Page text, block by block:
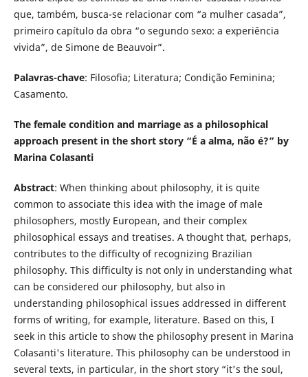
que, também, busca-se relacionar com “a mulher casada”,
primeiro capítulo da obra “o segundo sexo: a experiência
vivida”, de Simone de Beauvoir”.
Palavras-chave: Filosofia; Literatura; Condição Feminina;
Casamento.
The female condition and marriage as a philosophical
approach present in the short story “É a alma, não é?” by
Marina Colasanti
Abstract: When thinking about philosophy, it is quite
common to associate this idea with the image of male
philosophers, mostly European, and their complex
philosophical essays and treatises. A thought that, perhaps,
contributes to the difficulty of recognizing Brazilian
philosophy. This difficulty is not only in understanding what
can be considered our philosophy, but also in
understanding philosophical issues addressed in different
forms of writing, for example, literature. Based on this, I
seek in this article to show the philosophy present in Marina
Colasanti's literature. This philosophy can be understood in
several texts, in particular, in the short story “it's the soul,